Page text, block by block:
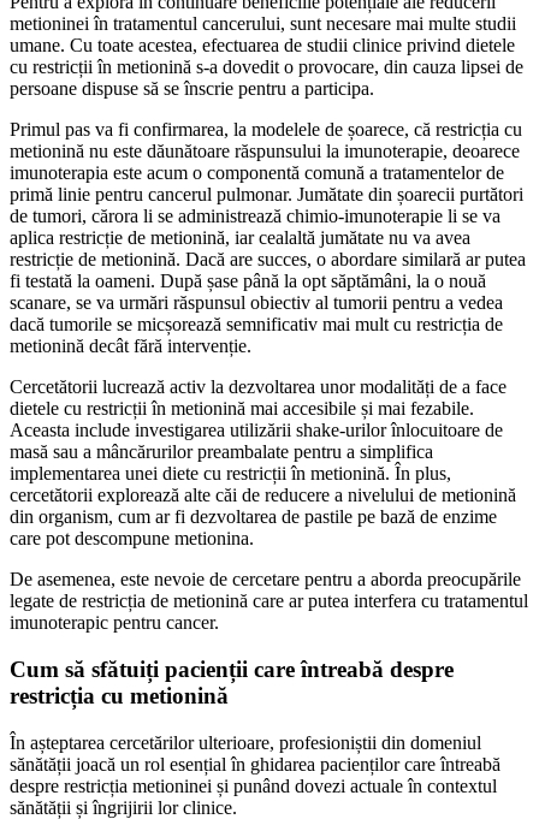
metioninei în tratamentul cancerului, sunt necesare mai multe studii
umane. Cu toate acestea, efectuarea de studii clinice privind dietele
cu restricții în metionină s-a dovedit o provocare, din cauza lipsei de
persoane dispuse să se înscrie pentru a participa.
Primul pas va fi confirmarea, la modelele de șoarece, că restricția cu
metionină nu este dăunătoare răspunsului la imunoterapie, deoarece
imunoterapia este acum o componentă comună a tratamentelor de
primă linie pentru cancerul pulmonar. Jumătate din șoarecii purtători
de tumori, cărora li se administrează chimio-imunoterapie li se va
aplica restricție de metionină, iar cealaltă jumătate nu va avea
restricție de metionină. Dacă are succes, o abordare similară ar putea
fi testată la oameni. După șase până la opt săptămâni, la o nouă
scanare, se va urmări răspunsul obiectiv al tumorii pentru a vedea
dacă tumorile se micșorează semnificativ mai mult cu restricția de
metionină decât fără intervenție.
Cercetătorii lucrează activ la dezvoltarea unor modalități de a face
dietele cu restricții în metionină mai accesibile și mai fezabile.
Aceasta include investigarea utilizării shake-urilor înlocuitoare de
masă sau a mâncărurilor preambalate pentru a simplifica
implementarea unei diete cu restricții în metionină. În plus,
cercetătorii explorează alte căi de reducere a nivelului de metionină
din organism, cum ar fi dezvoltarea de pastile pe bază de enzime
care pot descompune metionina.
De asemenea, este nevoie de cercetare pentru a aborda preocupările
legate de restricția de metionină care ar putea interfera cu tratamentul
imunoterapic pentru cancer.
Cum să sfătuiți pacienții care întreabă despre
restricția cu metionină
În așteptarea cercetărilor ulterioare, profesioniștii din domeniul
sănătății joacă un rol esențial în ghidarea pacienților care întreabă
despre restricția metioninei și punând dovezi actuale în contextul
sănătății și îngrijirii lor clinice.